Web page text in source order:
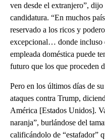
ven desde el extranjero”,
candidatura. “En muchos
reservado a los ricos y
excepcional… donde incluso
empleada doméstica puede
futuro que los que proceden
Pero en los últimos días de
ataques contra Trump,
América [Estados Unidos].
naranja”, burlándose del
calificándolo de “estafador”